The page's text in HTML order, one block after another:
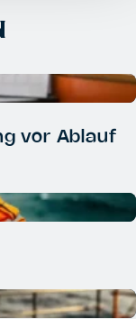
vor Ablauf